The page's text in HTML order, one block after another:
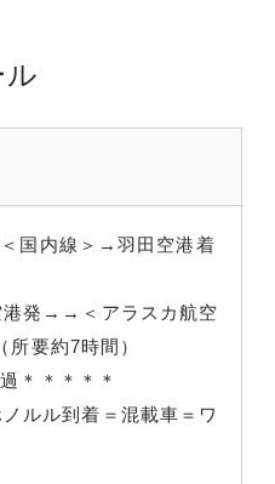
国内線＞→羽田空港着
港発→→＜アラスカ航空
要約7時間）
＊＊＊＊＊
ルル到着＝混載車＝ワ